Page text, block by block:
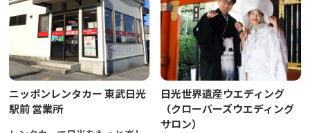
ニッポンレンタカー 東武日光
駅前 営業所
日光世界遺産ウエディング
（クローバーズウエディング
サロン）